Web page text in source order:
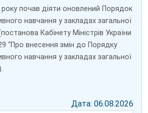
почав діяти оновлений Порядок
навчання у закладах загальної
Кабінету Міністрів України
“Про внесення змін до Порядку
навчання у закладах загальної
Дата: 06.08.2026